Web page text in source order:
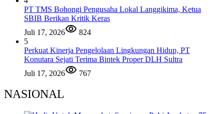
PT TMS Bohongi Pengusaha Lokal Langgikima, Ketua
SBIB Berikan Kritik Keras
Juli 17, 2026
824
5
Perkuat Kinerja Pengelolaan Lingkungan Hidup, PT
Konutara Sejati Terima Bintek Proper DLH Sultra
Juli 17, 2026
767
NASIONAL